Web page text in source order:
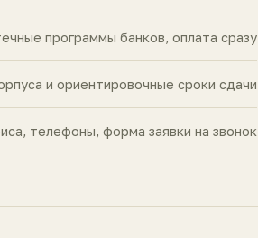
программы банков, оплата сразу
и ориентировочные сроки сдачи
телефоны, форма заявки на звонок